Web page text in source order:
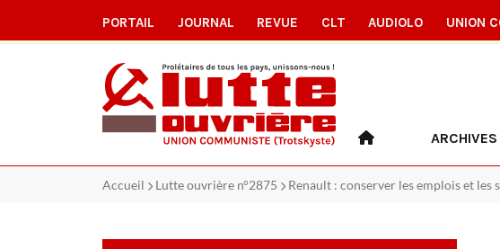
PORTAIL JOURNAL REVUE CLT AUDIOLO UNION
ARCHIVES
Accueil Lutte ouvrière n°2875 Renault : conserver les emplois et les